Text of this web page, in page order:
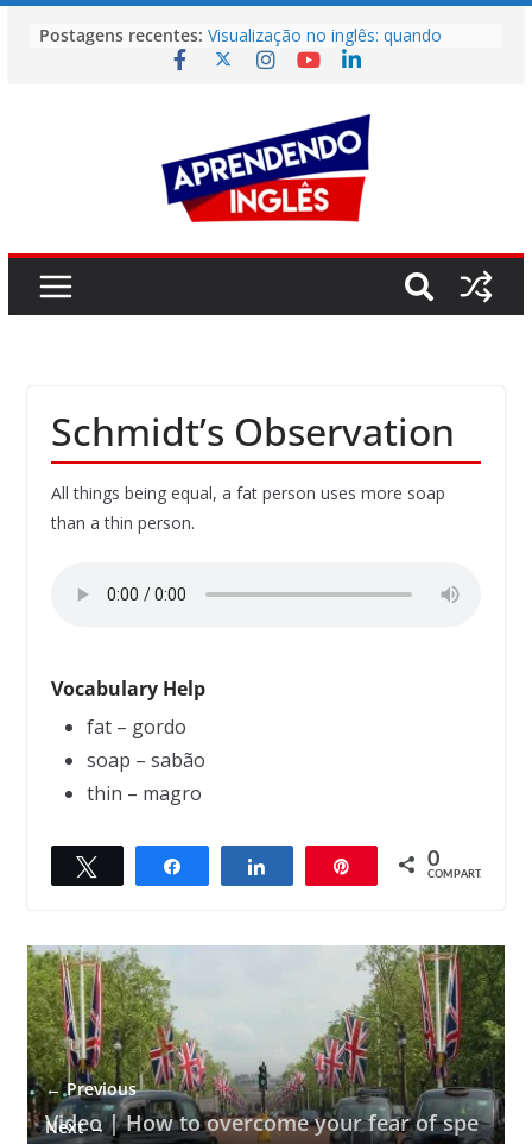
para
Postagens recentes: Visualização no inglês: quando
imaginar vale quase tanto quanto
Como Aprender Inglês Como Uma
Criança
O erro invisível que está travando
sua fluência (e não é a gramática)
O maior bloqueio emocional que
Schmidt’s Observation
All things being equal, a fat person uses more soap
than a thin person.
Vocabulary Help
fat – gordo
soap – sabão
thin – magro
Compartilhar Compartilhar 0
COMPART.
← Previous
Video | How to overcome your fear of spe
Next →